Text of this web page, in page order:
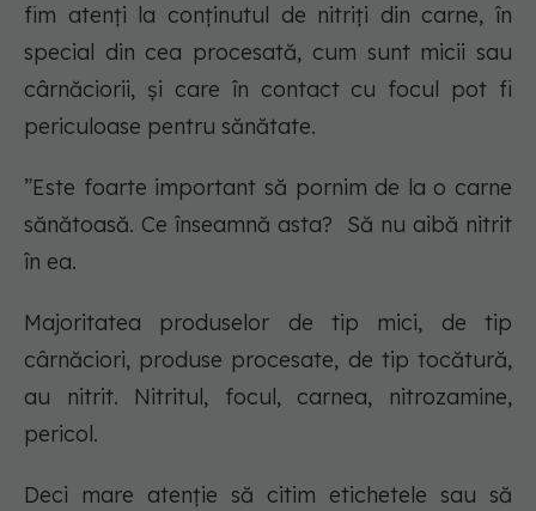
fim atenți la conținutul de nitriți din carne, în
special din cea procesată, cum sunt micii sau
cârnăciorii, și care în contact cu focul pot fi
periculoase pentru sănătate.
”Este foarte important să pornim de la o carne
sănătoasă. Ce înseamnă asta? Să nu aibă nitrit
în ea.
Majoritatea produselor de tip mici, de tip
cârnăciori, produse procesate, de tip tocătură,
au nitrit. Nitritul, focul, carnea, nitrozamine,
pericol.
Deci mare atenție să citim etichetele sau să